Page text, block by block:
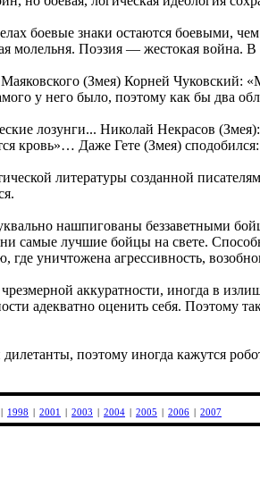
боевые знаки остаются боевыми,
молельня. Поэзия — жестокая
(Змея) Корней Чуковский:
у него было, поэтому как бы два
лозунги... Николай Некрасов
кровь»… Даже Гете (Змея)
литературы созданной
нашпигованы беззаветными
самые лучшие бойцы на свете.
где уничтожена агрессивность,
чрезмерной аккуратности, иногда в
адекватно оценить себя. Поэтому
поэтому иногда кажутся
1998 2001 2003 2004 2005 2006 2007